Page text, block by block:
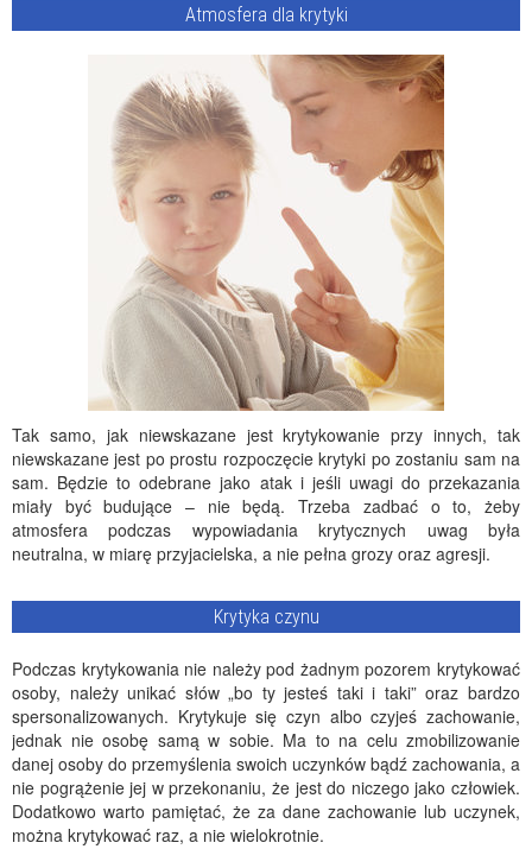
Atmosfera dla krytyki
Tak samo, jak niewskazane jest krytykowanie przy innych, tak
niewskazane jest po prostu rozpoczęcie krytyki po zostaniu sam na
sam. Będzie to odebrane jako atak i jeśli uwagi do przekazania
miały być budujące – nie będą. Trzeba zadbać o to, żeby
atmosfera podczas wypowiadania krytycznych uwag była
neutralna, w miarę przyjacielska, a nie pełna grozy oraz agresji.
Krytyka czynu
Podczas krytykowania nie należy pod żadnym pozorem krytykować
osoby, należy unikać słów „bo ty jesteś taki i taki” oraz bardzo
spersonalizowanych. Krytykuje się czyn albo czyjeś zachowanie,
jednak nie osobę samą w sobie. Ma to na celu zmobilizowanie
danej osoby do przemyślenia swoich uczynków bądź zachowania, a
nie pogrążenie jej w przekonaniu, że jest do niczego jako człowiek.
Dodatkowo warto pamiętać, że za dane zachowanie lub uczynek,
można krytykować raz, a nie wielokrotnie.